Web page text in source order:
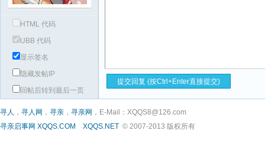
HTML 代码
UBB 代码
显示签名
隐藏发帖IP
回帖后转到最后一页
寻人 ， 寻人网 ， 寻亲 ， 寻亲网 ，E-Mail：XQQS8@126.com
寻亲启事网 XQQS.COM XQQS.NET © 2007-2013 版权所有